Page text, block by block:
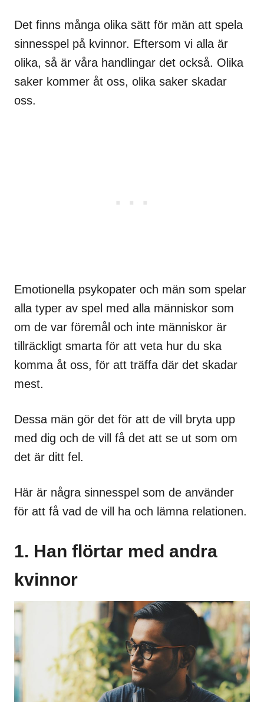
Det finns många olika sätt för män att spela
sinnesspel på kvinnor. Eftersom vi alla är
olika, så är våra handlingar det också. Olika
saker kommer åt oss, olika saker skadar
oss.
Emotionella psykopater och män som spelar
alla typer av spel med alla människor som
om de var föremål och inte människor är
tillräckligt smarta för att veta hur du ska
komma åt oss, för att träffa där det skadar
mest.
Dessa män gör det för att de vill bryta upp
med dig och de vill få det att se ut som om
det är ditt fel.
Här är några sinnesspel som de använder
för att få vad de vill ha och lämna relationen.
1. Han flörtar med andra
kvinnor